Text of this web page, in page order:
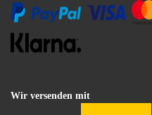
Wir versenden mit